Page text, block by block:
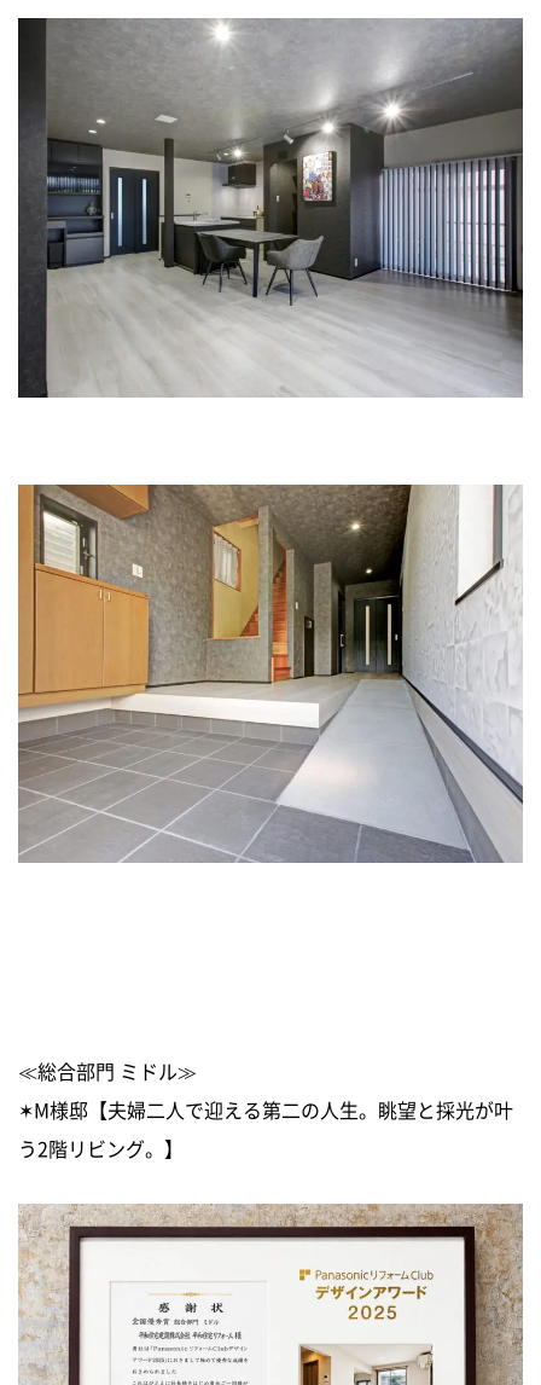
≪総合部門 ミドル≫
✶M様邸【夫婦二人で迎える第二の人生。眺望と採光が叶
う2階リビング。】